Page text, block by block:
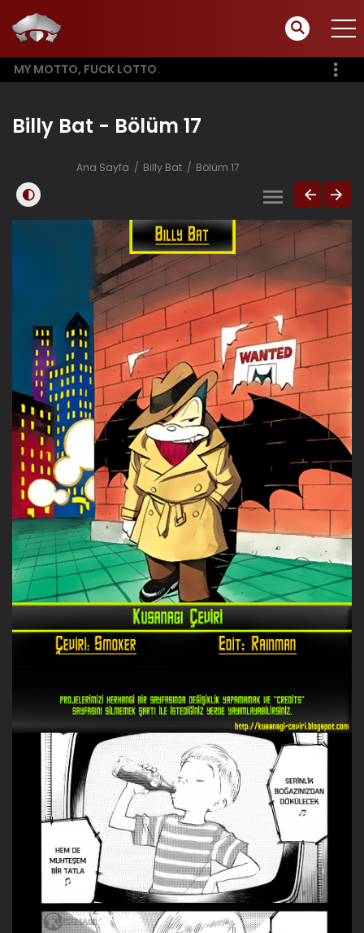
MY MOTTO, FUCK LOTTO.
Billy Bat - Bölüm 17
Ana Sayfa Billy Bat Bölüm 17